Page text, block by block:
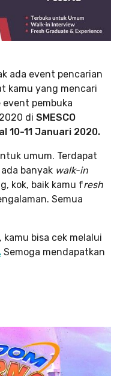
ada event pencarian
kamu yang mencari
pembuka
di SMESCO
10-11 Januari 2020.
umum. Terdapat
banyak walk-in
kok, baik kamu fresh
Semua
bisa cek melalui
Semoga mendapatkan